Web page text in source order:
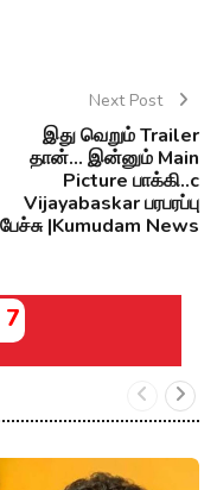
Next Post
இது வெறும் Trailer
தான்... இன்னும் Main
Picture பாக்கி..c
Vijayabaskar பரபரப்பு
பேச்சு |Kumudam News
7